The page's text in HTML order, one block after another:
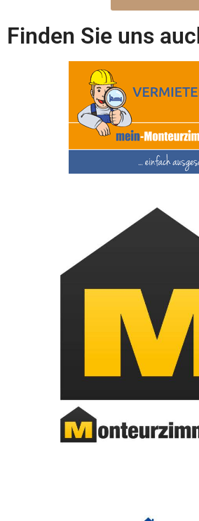
Finden Sie uns